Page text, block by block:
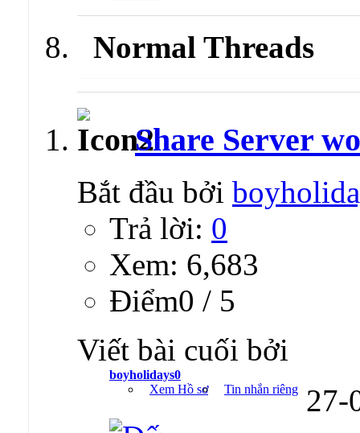
Normal Threads
Share Server
Bắt đầu bởi
Trả lời: 0
Xem: 6,683
Ðiểm0 / 5
Viết bài cuối bởi
boyholidays0
Xem Hồ sơ
Tin nhắn riêng 27-